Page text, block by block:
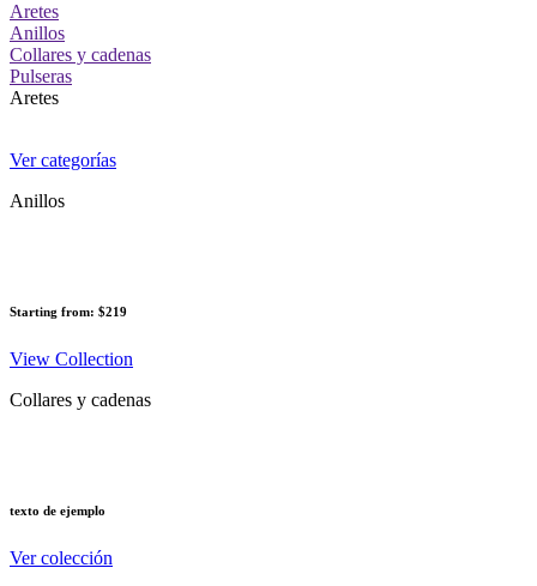
Aretes
Anillos
Collares y cadenas
Pulseras
Aretes
Ver categorías
Anillos
Starting from: $219
View Collection
Collares y cadenas
texto de ejemplo
Ver colección